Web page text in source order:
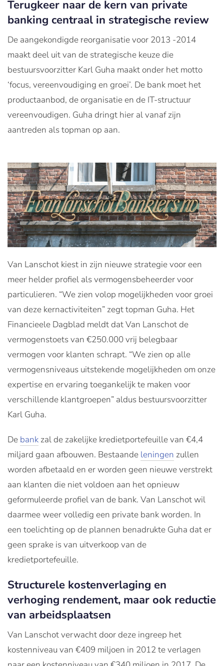
Terugkeer naar de kern van private
banking centraal in strategische review
De aangekondigde reorganisatie voor 2013 -2014
maakt deel uit van de strategische keuze die
bestuursvoorzitter Karl Guha maakt onder het motto
‘focus, vereenvoudiging en groei’. De bank moet het
productaanbod, de organisatie en de IT-structuur
vereenvoudigen. Guha dringt hier al vanaf zijn
aantreden als topman op aan.
Van Lanschot kiest in zijn nieuwe strategie voor een
meer helder profiel als vermogensbeheerder voor
particulieren. “We zien volop mogelijkheden voor groei
van deze kernactiviteiten” zegt topman Guha. Het
Financieele Dagblad meldt dat Van Lanschot de
vermogenstoets van €250.000 vrij belegbaar
vermogen voor klanten schrapt. “We zien op alle
vermogensniveaus uitstekende mogelijkheden om onze
expertise en ervaring toegankelijk te maken voor
verschillende klantgroepen” aldus bestuursvoorzitter
Karl Guha.
De bank zal de zakelijke kredietportefeuille van €4,4
miljard gaan afbouwen. Bestaande leningen zullen
worden afbetaald en er worden geen nieuwe verstrekt
aan klanten die niet voldoen aan het opnieuw
geformuleerde profiel van de bank. Van Lanschot wil
daarmee weer volledig een private bank worden. In
een toelichting op de plannen benadrukte Guha dat er
geen sprake is van uitverkoop van de
kredietportefeuille.
Structurele kostenverlaging en
verhoging rendement, maar ook reductie
van arbeidsplaatsen
Van Lanschot verwacht door deze ingreep het
kostenniveau van €409 miljoen in 2012 te verlagen